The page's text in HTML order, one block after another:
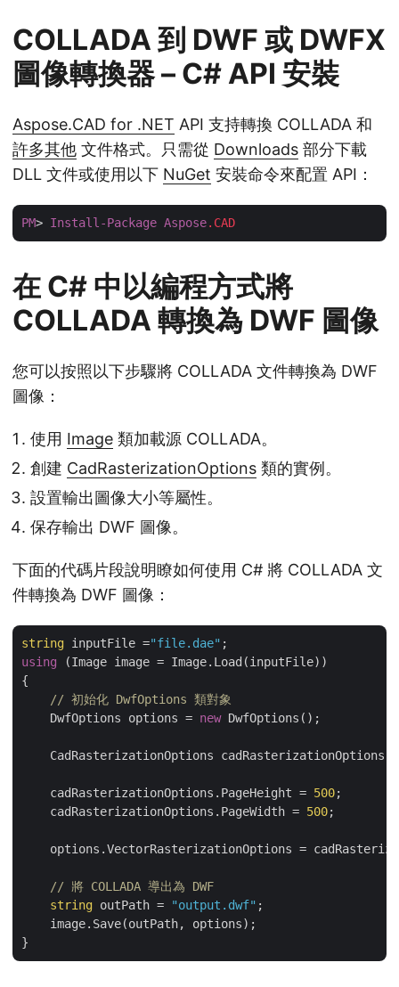
COLLADA 到 DWF 或 DWFX
圖像轉換器 – C# API 安裝
Aspose.CAD for .NET API 支持轉換 COLLADA 和
許多其他 文件格式。只需從 Downloads 部分下載
DLL 文件或使用以下 NuGet 安裝命令來配置 API：
PM> Install-Package Aspose.CAD
在 C# 中以編程方式將
COLLADA 轉換為 DWF 圖像
您可以按照以下步驟將 COLLADA 文件轉換為 DWF
圖像：
使用 Image 類加載源 COLLADA。
創建 CadRasterizationOptions 類的實例。
設置輸出圖像大小等屬性。
保存輸出 DWF 圖像。
下面的代碼片段說明瞭如何使用 C# 將 COLLADA 文
件轉換為 DWF 圖像：
string inputFile ="file.dae"
using (Image image = Image.Load(inputFile))
{
// 初始化 DwfOptions 類對象
    DwfOptions options =
new DwfOptions();
CadRasterizationOptions cadRasterizationOptions
    cadRasterizationOptions.PageHeight =
500;
    cadRasterizationOptions.PageWidth =
500;
options.VectorRasterizationOptions =
// 將 COLLADA 導出為 DWF
string outPath = "output.dwf" ;
    image.Save(outPath, options);